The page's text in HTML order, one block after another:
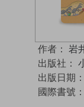
作者： 岩
出版社：
出版日期：
國際書號：